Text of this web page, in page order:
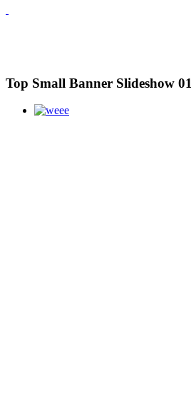
Top Small Banner Slideshow 01